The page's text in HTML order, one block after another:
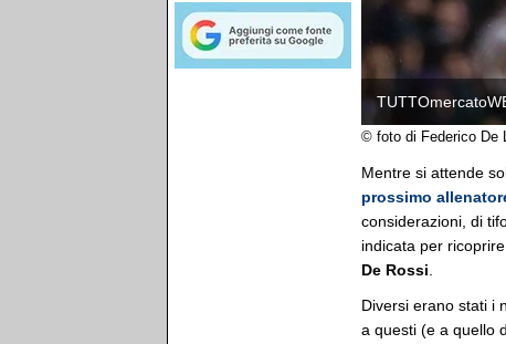
© foto di Federico De
Mentre si attende
prossimo
considerazioni, di
indicata per
De Rossi
Diversi erano stati i
a questi (e a quello